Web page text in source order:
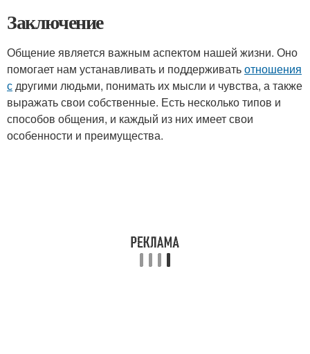
Заключение
Общение является важным аспектом нашей жизни. Оно
помогает нам устанавливать и поддерживатьотношения
сдругими людьми, понимать их мысли и чувства, а также
выражать свои собственные. Есть несколько типов и
способов общения, и каждый из них имеет свои
особенности и преимущества.